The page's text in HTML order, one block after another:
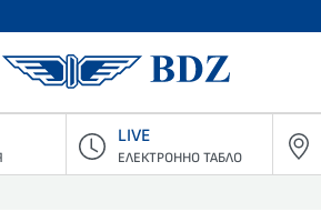
БДЖ -
LIVE
ЕЛЕКТРОННО ТАБЛО